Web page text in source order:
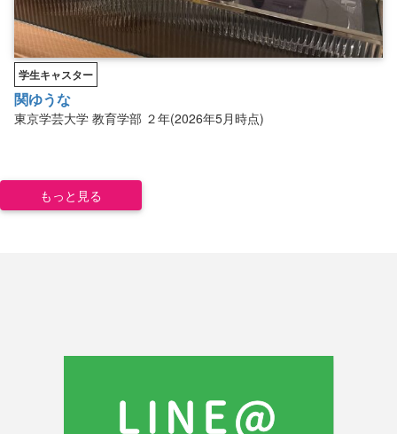
学生キャスター
関ゆうな
東京学芸大学 教育学部 ２年(2026年5月時点)
もっと見る